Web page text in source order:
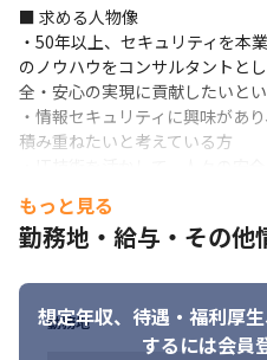
＜入社後の流れ＞
・情報セキュリティへの習熟度
しています
■ この仕事の面白み、魅力
・弊社コンサルティング部門は
年7月時点）
・その為に利益獲得だけを目的
や新サービスのシーズ獲得、経
・幅広いテーマに挑戦できると
ることができ、やりがいが感じ
■ 求める人物像
・50年以上、セキュリティを本
のノウハウをコンサルタントと
全・安心の実現に貢献したいと
・情報セキュリティに興味があ
積み重ねたいと考えている方
もっと見る
勤務地・給与・その他
想定年収、待遇・福利厚生
するには会員
勤務地